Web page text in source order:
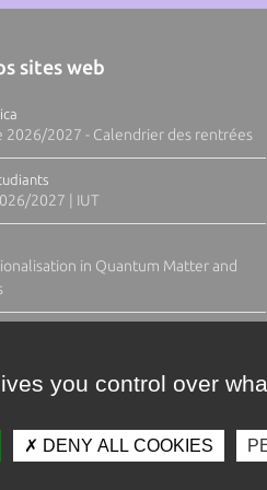
sites web
2026/2027 - Calendrier des rentrées
2027 | IUT
in Quantum Matter and
you control over
DENY ALL COOKIES